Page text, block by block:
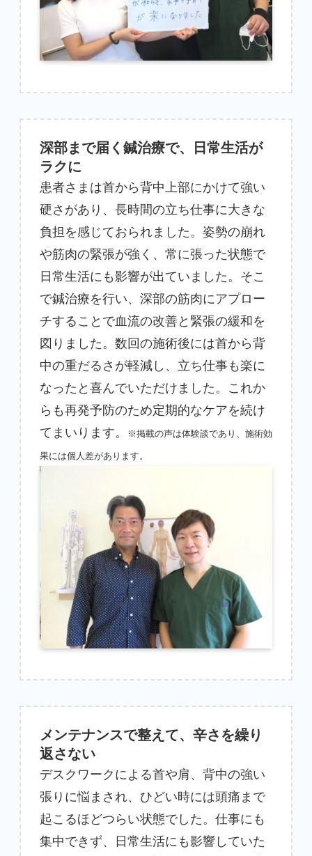
深部まで届く鍼治療で、日常生活が
ラクに
患者さまは首から背中上部にかけて強い
硬さがあり、長時間の立ち仕事に大きな
負担を感じておられました。姿勢の崩れ
や筋肉の緊張が強く、常に張った状態で
日常生活にも影響が出ていました。そこ
で鍼治療を行い、深部の筋肉にアプロー
チすることで血流の改善と緊張の緩和を
図りました。数回の施術後には首から背
中の重だるさが軽減し、立ち仕事も楽に
なったと喜んでいただけました。これか
らも再発予防のため定期的なケアを続け
てまいります。
※掲載の声は体験談であり、施術効
果には個人差があります。
メンテナンスで整えて、辛さを繰り
返さない
デスクワークによる首や肩、背中の強い
張りに悩まされ、ひどい時には頭痛まで
起こるほどつらい状態でした。仕事にも
集中できず、日常生活にも影響していた